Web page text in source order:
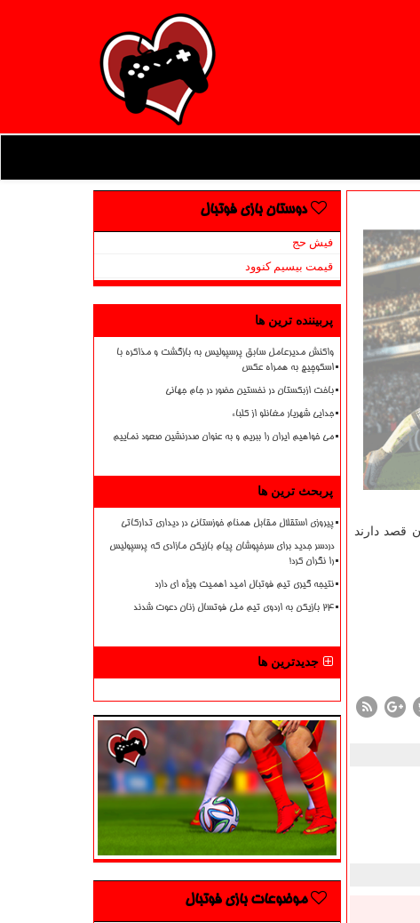
قصد دارند
دوستان بازی فوتبال
فیش حج
قیمت بیسیم کنوود
پربیننده ترین ها
واکنش مدیرعامل سابق پرسپولیس به بازگشت و مذاکره با
اسکوچیچ به همراه عکس
باخت ازبکستان در نخستین حضور در جام جهانی
جدایی شهریار مغانلو از کلباء
می خواهیم ایران را ببریم و به عنوان صدرنشین صعود نماییم
پربحث ترین ها
پیروزی استقلال مقابل همنام خوزستانی در دیداری تدارکاتی
دردسر جدید برای سرخپوشان پیام بازیکن مازادی که پرسپولیس
را نگران کرد!
نتیجه گیری تیم فوتبال امید اهمیت ویژه ای دارد
۲۴ بازیکن به اردوی تیم ملی فوتسال زنان دعوت شدند
جدیدترین ها
موضوعات بازی فوتبال